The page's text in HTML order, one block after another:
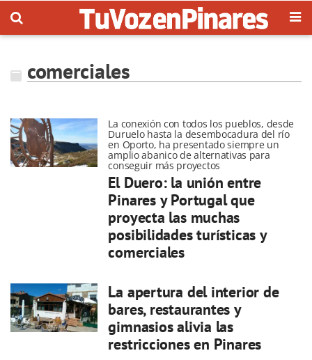
comerciales
La conexión con todos los pueblos, desde
Duruelo hasta la desembocadura del río
en Oporto, ha presentado siempre un
amplio abanico de alternativas para
conseguir más proyectos
El Duero: la unión entre
Pinares y Portugal que
proyecta las muchas
posibilidades turísticas y
comerciales
La apertura del interior de
bares, restaurantes y
gimnasios alivia las
restricciones en Pinares